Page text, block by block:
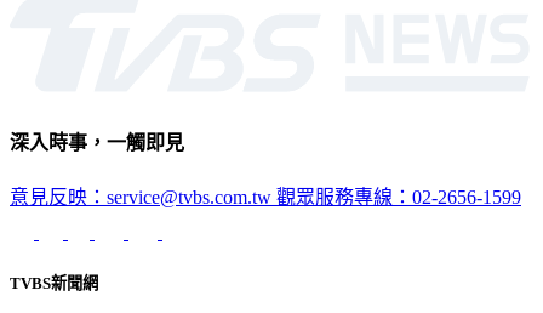
深入時事，一觸即見
意見反映：service@tvbs.com.tw 觀眾服務專線：02-2656-1599
TVBS新聞網